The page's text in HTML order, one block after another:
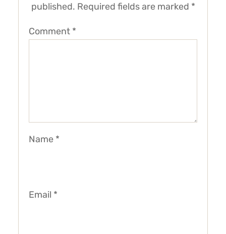
published. Required fields are marked *
Comment *
Name *
Email *